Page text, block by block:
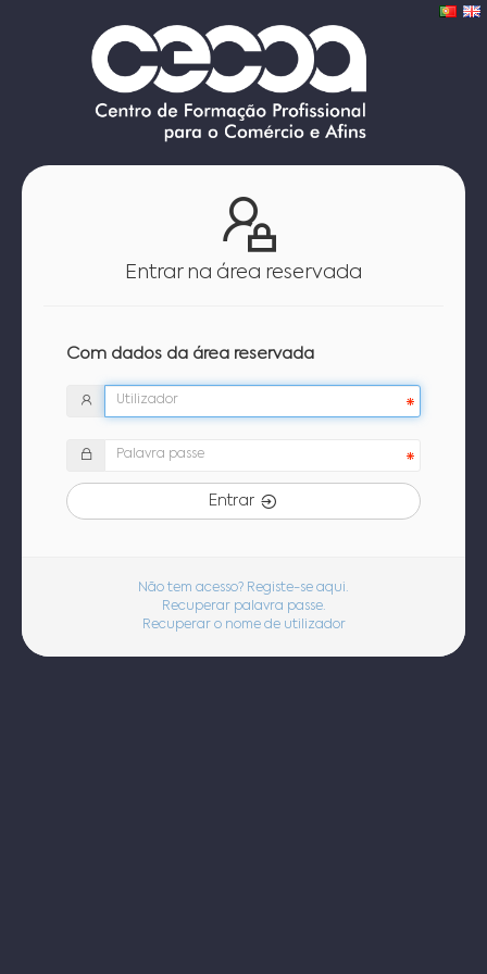
Entrar na área reservada
Com dados da área reservada
Entrar
Não tem acesso? Registe-se aqui.
Recuperar palavra passe.
Recuperar o nome de utilizador